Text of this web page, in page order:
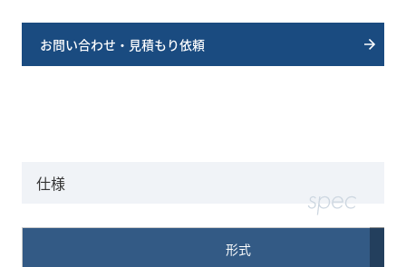
お問い合わせ・見積もり依頼
仕様
形式